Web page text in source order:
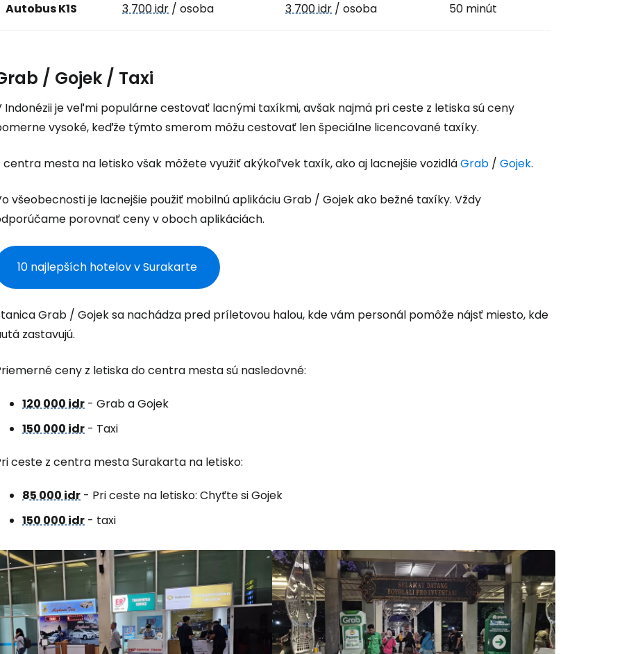
Autobus K1S 3 700 idr / osoba 3 700 idr / osoba 50 minút
/ Gojek / Taxi
Indonézii je veľmi populárne cestovať lacnými taxíkmi, avšak najmä pri ceste z letiska sú ceny
vysoké, keďže týmto smerom môžu cestovať len špeciálne licencované taxíky.
centra mesta na letisko však môžete využiť akýkoľvek taxík, ako aj lacnejšie vozidláGrab / Gojek.
všeobecnosti je lacnejšie použiť mobilnú aplikáciu Grab / Gojek ako bežné taxíky. Vždy
porovnať ceny v oboch aplikáciách.
10 najlepších hotelov v Surakarte
Grab / Gojek sa nachádza pred príletovou halou, kde vám personál pomôže nájsť miesto, kde
zastavujú.
ceny z letiska do centra mesta sú nasledovné:
120 000 idr - Grab a Gojek
150 000 idr - Taxi
ceste z centra mesta Surakarta na letisko:
85 000 idr - Pri ceste na letisko: Chyťte si Gojek
150 000 idr - taxi
Prihláste sa do služby
Cestee
Pokračovať so službou Google
Pokračovať na Facebooku